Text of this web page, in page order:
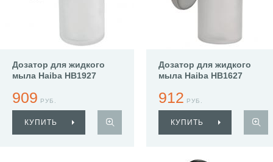
Дозатор для жидкого
мыла Haiba HB1927
909 РУБ.
КУПИТЬ
Дозатор для жидкого
мыла Haiba HB1627
912 РУБ.
КУПИТЬ